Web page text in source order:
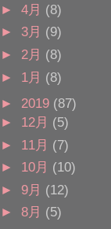
► 4月 (8)
► 3月 (9)
► 2月 (8)
► 1月 (8)
► 2019 (87)
► 12月 (5)
► 11月 (7)
► 10月 (10)
► 9月 (12)
► 8月 (5)